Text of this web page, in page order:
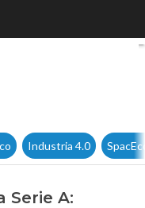
in Lega
Industria 4.0
Serie A: